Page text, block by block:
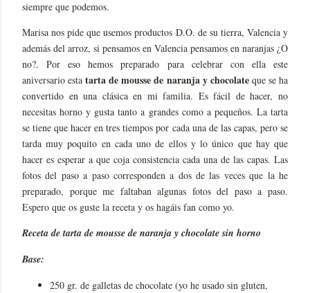
siempre que podemos.
Marisa nos pide que usemos productos D.O. de su tierra, Valencia y
además del arroz, si pensamos en Valencia pensamos en naranjas ¿O
no?. Por eso hemos preparado para celebrar con ella este
aniversario estatarta de mousse de naranja y chocolateque se ha
convertido en una clásica en mi familia. Es fácil de hacer, no
necesitas horno y gusta tanto a grandes como a pequeños. La tarta
se tiene que hacer en tres tiempos por cada una de las capas, pero se
tarda muy poquito en cada uno de ellos y lo único que hay que
hacer es esperar a que coja consistencia cada una de las capas. Las
fotos del paso a paso corresponden a dos de las veces que la he
preparado, porque me faltaban algunas fotos del paso a paso.
Espero que os guste la receta y os hagáis fan como yo.
Receta de tarta de mousse de naranja y chocolate sin horno
Base:
250 gr. de galletas de chocolate (yo he usado sin gluten,